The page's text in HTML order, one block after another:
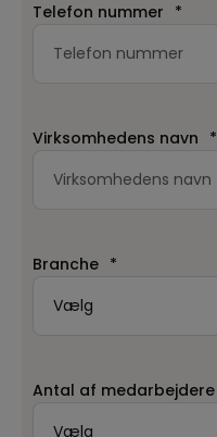
Telefon nummer *
Virksomhedens navn *
Branche *
Antal af medarbejdere